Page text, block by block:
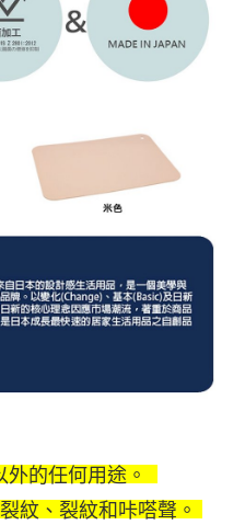
的任何用途。
紋、裂紋和咔嗒聲。